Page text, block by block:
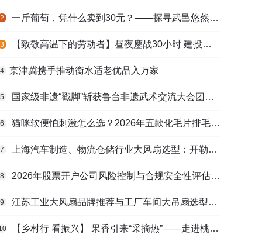
2 一斤葡萄，凭什么卖到30元？——探寻武邑悠然生态农庄的“高价密码”
3 【致敬高温下的劳动者】昼夜鏖战30小时 建投衡水水务紧急抢修保民生用水
4 ​京津冀携手推动衡水适老优品入万家
5 国家级非遗“戳脚”斩获鲁台非遗武术交流大会团体一等奖
6 猫咪软便怕刺激怎么选？2026年五款化毛片排毛护肠避坑指南
7 上海汽车制造、物流仓储行业大风扇选型：开勒环境上海总部本地化服务优势解析
8 2026年股票开户公司风险控制与合规安全性评估：投资者保护机制哪家靠谱？
9 江苏工业大风扇品牌推荐与工厂车间大吊扇选型指南
【乡村行 看振兴】 果香引来“采摘热”——走进桃城区贾家庄村